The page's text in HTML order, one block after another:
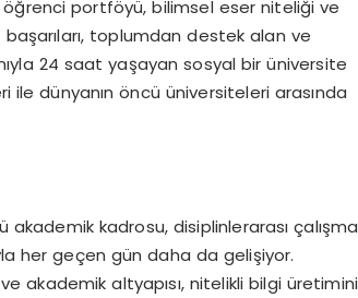
portföyü, bilimsel eser niteliği ve
başarıları, toplumdan destek alan ve
24 saat yaşayan sosyal bir üniversite
ile dünyanın öncü üniversiteleri arasında
kadrosu, disiplinlerarası çalışma
her geçen gün daha da gelişiyor.
akademik altyapısı, nitelikli bilgi üretimini